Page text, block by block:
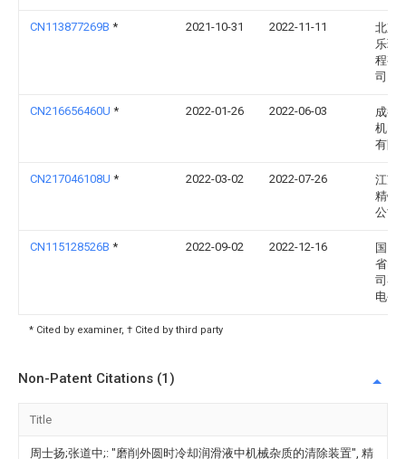
CN113877269B * 2021-10-31 2022-11-11
北京
乐环
程有
司
CN216656460U * 2022-01-26 2022-06-03
成都
机电
有限
CN217046108U * 2022-03-02 2022-07-26
江苏
精锻
公司
CN115128526B * 2022-09-02 2022-12-16
国网
省电
司枣
电公
* Cited by examiner, † Cited by third party
Non-Patent Citations (1)
Title
周士扬;张道中;: "磨削外圆时冷却润滑液中机械杂质的清除装置", 精